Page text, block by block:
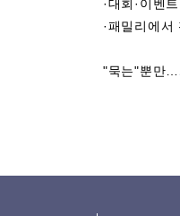
·대회·이벤
·패밀리에서
"묵는"뿐만